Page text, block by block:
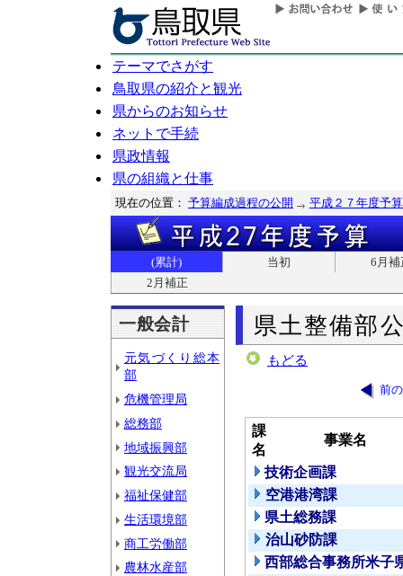
テーマでさがす
鳥取県の紹介と観光
県からのお知らせ
ネットで手続
県政情報
県の組織と仕事
現在の位置： 予算編成過程の公開 平成２７年度予算
(累計) 当初
6月補
2月補正
一般会計
元気づくり総本
部
危機管理局
総務部
地域振興部
観光交流局
福祉保健部
生活環境部
商工労働部
農林水産部
県土整備部
もどる
前
課
名
事業名
技術企画課
空港港湾課
県土総務課
治山砂防課
西部総合事務所米子